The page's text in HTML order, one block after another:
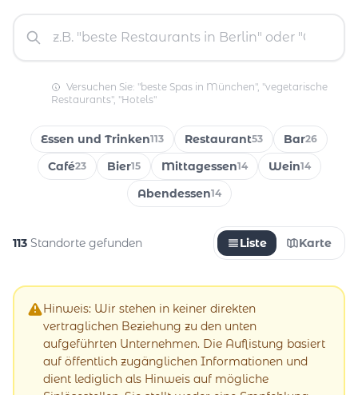
Versuchen Sie: "beste Spas in München", "vegetarische
Restaurants", "Hotels"
Essen und Trinken113 Restaurant53 Bar26
Café23 Bier15 Mittagessen14 Wein14
Abendessen14
113 Standorte gefunden Liste Karte
Hinweis: Wir stehen in keiner direkten
vertraglichen Beziehung zu den unten
aufgeführten Unternehmen. Die Auflistung basiert
auf öffentlich zugänglichen Informationen und
dient lediglich als Hinweis auf mögliche